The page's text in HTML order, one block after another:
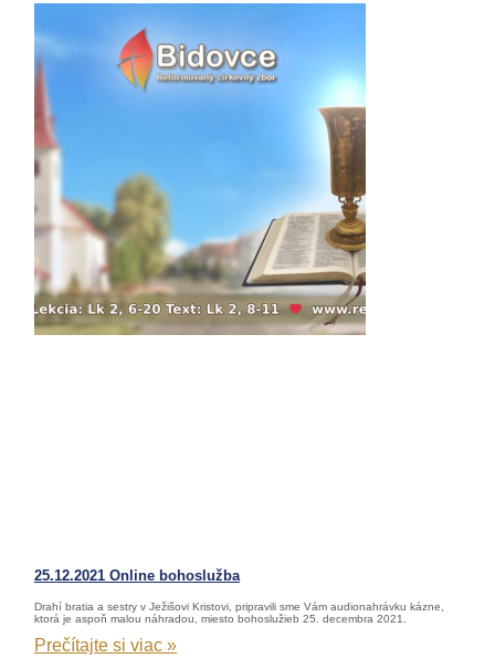
25.12.2021 Online bohoslužba
Drahí bratia a sestry v Ježišovi Kristovi, pripravili sme Vám audionahrávku kázne,
ktorá je aspoň malou náhradou, miesto bohoslužieb 25. decembra 2021.
Prečítajte si viac »